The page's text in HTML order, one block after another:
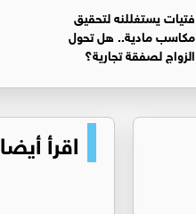
فتيات يستغللنه لتحقيق
مكاسب مادية.. هل تحول
الزواج لصفقة تجارية؟
اقرأ أيضا